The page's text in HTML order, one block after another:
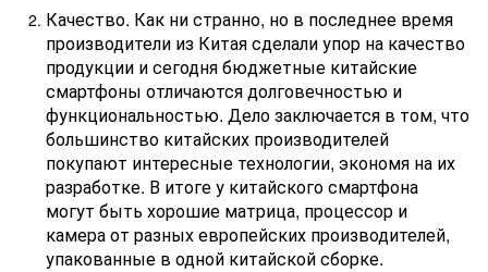
Качество. Как ни странно, но в последнее время
производители из Китая сделали упор на качество
продукции и сегодня бюджетные китайские
смартфоны отличаются долговечностью и
функциональностью. Дело заключается в том, что
большинство китайских производителей
покупают интересные технологии, экономя на их
разработке. В итоге у китайского смартфона
могут быть хорошие матрица, процессор и
камера от разных европейских производителей,
упакованные в одной китайской сборке.